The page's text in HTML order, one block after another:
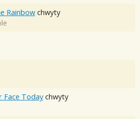
Rainbow chwyty
Face Today chwyty